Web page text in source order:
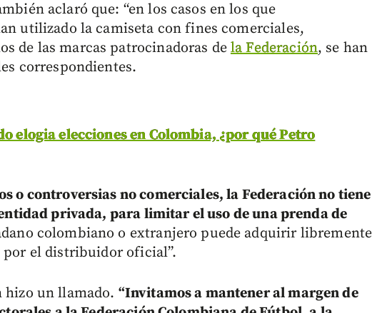
aclaró que: “en los casos en los que
utilizado la camiseta con fines comerciales,
de las marcas patrocinadoras dela Federación, se han
correspondientes.
elogia elecciones en Colombia, ¿por qué Petro
o controversias no comerciales, la Federación no tiene
privada, para limitar el uso de una prenda de
colombiano o extranjero puede adquirir libremente
por el distribuidor oficial”.
hizo un llamado. “Invitamos a mantener al margen de